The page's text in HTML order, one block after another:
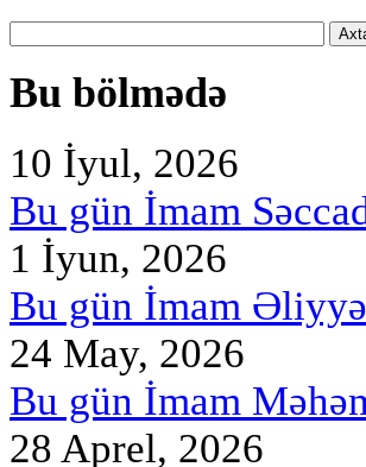
Bu bölmədə
10 İyul, 2026
Bu gün İmam
1 İyun, 2026
Bu gün İmam
24 May, 2026
Bu gün İmam
28 Aprel, 2026